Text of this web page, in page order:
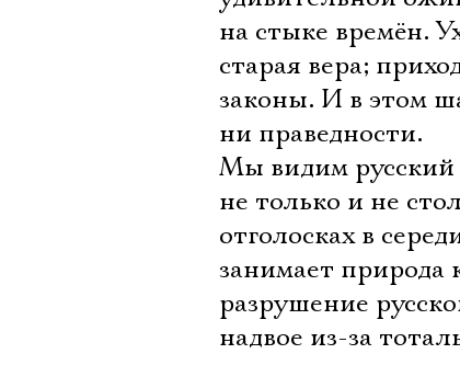
на стыке времён.
старая вера;
законы. И в этом
ни праведности.
Мы видим русский
не только и не
отголосках в
занимает природа
разрушение
надвое из-за